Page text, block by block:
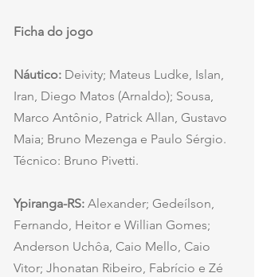
Ficha do jogo
Náutico: Deivity; Mateus Ludke, Islan,
Iran, Diego Matos (Arnaldo); Sousa,
Marco Antônio, Patrick Allan, Gustavo
Maia; Bruno Mezenga e Paulo Sérgio.
Técnico: Bruno Pivetti.
Ypiranga-RS: Alexander; Gedeílson,
Fernando, Heitor e Willian Gomes;
Anderson Uchôa, Caio Mello, Caio
Vitor; Jhonatan Ribeiro, Fabrício e Zé